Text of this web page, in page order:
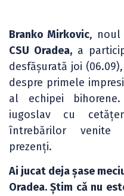
Branko Mirkovic, noul
CSU Oradea,a
desfășurată joi
despre primele
al echipei
iugoslav cu
întrebărilor venite
prezenți.
Ai jucat deja șase
Oradea. Știm că nu